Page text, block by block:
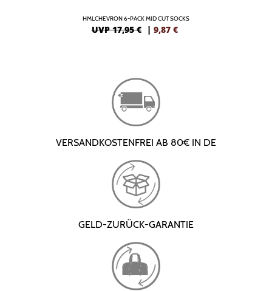
HMLCHEVRON 6-PACK MID CUT SOCKS
UVP 17,95 € | 9,87 €
VERSANDKOSTENFREI AB 80€ IN DE
GELD-ZURÜCK-GARANTIE